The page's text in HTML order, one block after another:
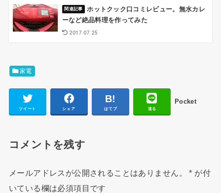
ホットクック口コミレビュー。無水カレ
ーなど絶品料理を作ってみた
2017.07.25
家電
ツイート シェア はてブ 送る
Pocket
コメントを残す
メールアドレスが公開されることはありません。 * が付
いている欄は必須項目です